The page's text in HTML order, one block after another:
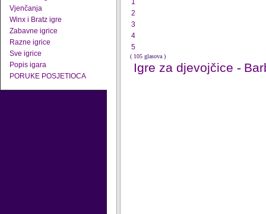
Vjenčanja
Winx i Bratz igre
Zabavne igrice
Razne igrice
Sve igrice
Popis igara
PORUKE POSJETIOCA
1
2
3
4
5
( 105 glasova )
Igre za djevojčice -